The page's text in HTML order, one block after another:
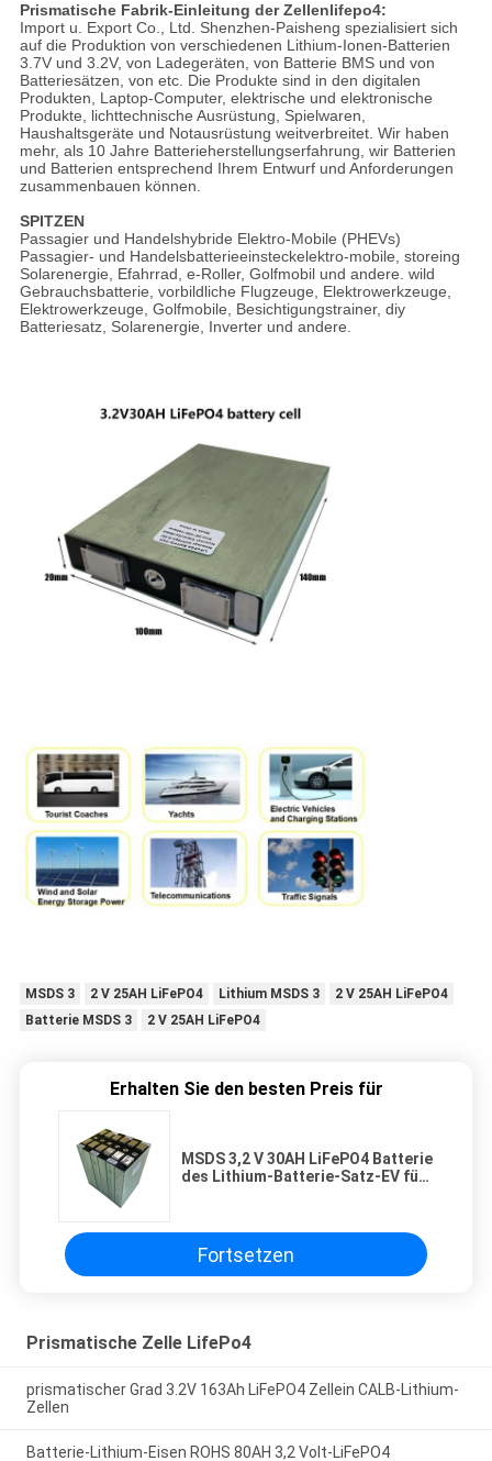
Prismatische Fabrik-Einleitung der Zellenlifepo4:
Import u. Export Co., Ltd. Shenzhen-Paisheng spezialisiert sich
auf die Produktion von verschiedenen Lithium-Ionen-Batterien
3.7V und 3.2V, von Ladegeräten, von Batterie BMS und von
Batteriesätzen, von etc. Die Produkte sind in den digitalen
Produkten, Laptop-Computer, elektrische und elektronische
Produkte, lichttechnische Ausrüstung, Spielwaren,
Haushaltsgeräte und Notausrüstung weitverbreitet. Wir haben
mehr, als 10 Jahre Batterieherstellungserfahrung, wir Batterien
und Batterien entsprechend Ihrem Entwurf und Anforderungen
zusammenbauen können.
SPITZEN
Passagier und Handelshybride Elektro-Mobile (PHEVs)
Passagier- und Handelsbatterieeinsteckelektro-mobile, storeing
Solarenergie, Efahrrad, e-Roller, Golfmobil und andere. wild
Gebrauchsbatterie, vorbildliche Flugzeuge, Elektrowerkzeuge,
Elektrowerkzeuge, Golfmobile, Besichtigungstrainer, diy
Batteriesatz, Solarenergie, Inverter und andere.
MSDS 3 2 V 25AH LiFePO4 Lithium MSDS 3
2 V 25AH LiFePO4
Batterie MSDS 3
2 V 25AH LiFePO4
Erhalten Sie den besten Preis für
MSDS 3,2 V 30AH LiFePO4 Batterie
des Lithium-Batterie-Satz-EV für
Fortsetzen
Prismatische Zelle LifePo4
prismatischer Grad 3.2V 163Ah LiFePO4 Zellein CALB-Lithium-
Zellen
Batterie-Lithium-Eisen ROHS 80AH 3,2 Volt-LiFePO4